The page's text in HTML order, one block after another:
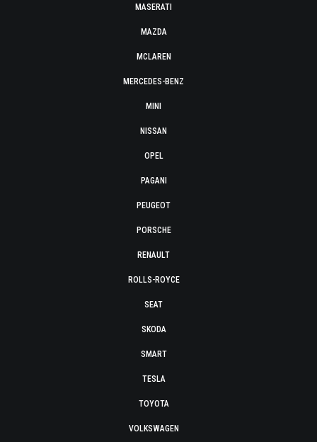
MASERATI
MAZDA
MCLAREN
MERCEDES-BENZ
MINI
NISSAN
OPEL
PAGANI
PEUGEOT
PORSCHE
RENAULT
ROLLS-ROYCE
SEAT
SKODA
SMART
TESLA
TOYOTA
VOLKSWAGEN